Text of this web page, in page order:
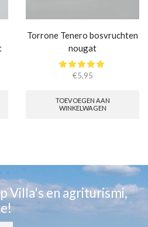
Torrone Tenero bosvruchten
nougat
€5,95
TOEVOEGEN AAN
WINKELWAGEN
Villa's en agriturismi,